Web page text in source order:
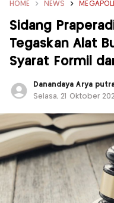
HOME NEWS
Sidang
Tegaskan Alat
Syarat Formil
Danandaya Arya
Selasa, 21 Oktober